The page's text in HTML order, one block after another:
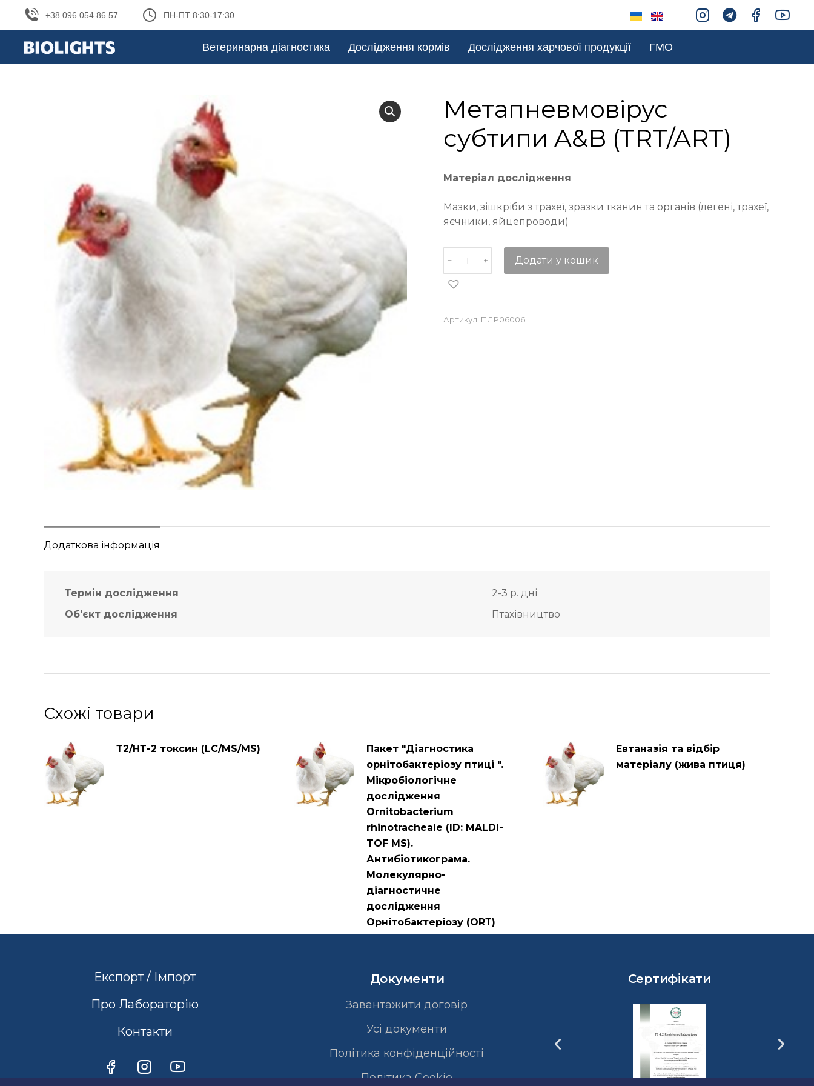
+38 096 054 86 57 ПН-ПТ 8:30-17:30
Ветеринарна діагностика Дослідження кормів Дослідження харчової продукції ГМО
Метапневмовірус
субтипи A&B (TRT/ART)
Матеріал дослідження
Мазки, зішкріби з трахеї, зразки тканин та органів (легені, трахеї,
яєчники, яйцепроводи)
Додати у кошик
Артикул: ПЛР06006
Додаткова інформація
Термін дослідження
2-3 р. дні
Об'єкт дослідження
Птахівництво
Схожі товари
Т2/НТ-2 токсин (LC/MS/MS)
Пакет "Діагностика
орнітобактеріозу птиці ".
Мікробіологічне
дослідження
Ornitobacterium
rhinotracheale (ID: MALDI-
TOF MS).
Антибіотикограма.
Молекулярно-
діагностичне
дослідження
Орнітобактеріозу (ОRТ)
Евтаназія та відбір
матеріалу (жива птиця)
Експорт / Імпорт
Про Лабораторію
Контакти
Документи
Завантажити договір
Усі документи
Політика конфіденційності
Полiтика Cookie
Сертифікати